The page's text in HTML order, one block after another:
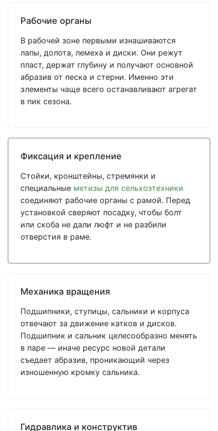
Рабочие органы
В рабочей зоне первыми изнашиваются
лапы, долота, лемеха и диски. Они режут
пласт, держат глубину и получают основной
абразив от песка и стерни. Именно эти
элементы чаще всего останавливают агрегат
в пик сезона.
Фиксация и крепление
Стойки, кронштейны, стремянки и
специальные метизы для сельхозтехники
соединяют рабочие органы с рамой. Перед
установкой сверяют посадку, чтобы болт
или скоба не дали люфт и не разбили
отверстия в раме.
Механика вращения
Подшипники, ступицы, сальники и корпуса
отвечают за движение катков и дисков.
Подшипник и сальник целесообразно менять
в паре — иначе ресурс новой детали
съедает абразив, проникающий через
изношенную кромку сальника.
Гидравлика и конструктив